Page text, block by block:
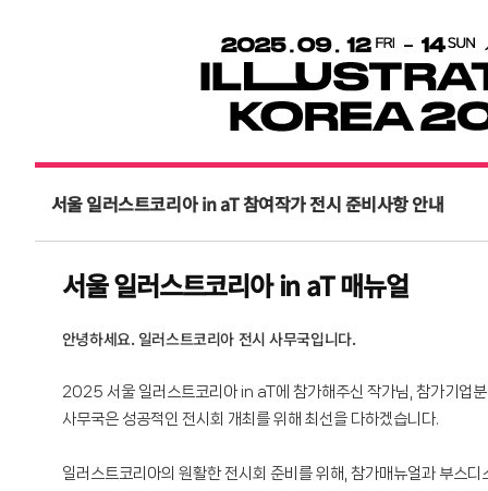
서울 일러스트코리아 in aT 참여작가 전시 준비사항 안내
서울 일러스트코리아 in aT 매뉴얼
안녕하세요. 일러스트코리아 전시 사무국입니다.
2025 서울 일러스트코리아 in aT에 참가해주신 작가님, 참가기업
사무국은 성공적인 전시회 개최를 위해 최선을 다하겠습니다.
일러스트코리아의 원활한 전시회 준비를 위해, 참가매뉴얼과 부스